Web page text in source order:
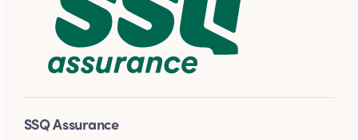
SSQ Assurance